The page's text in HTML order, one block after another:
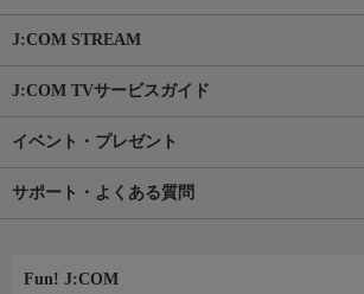
J:COM STREAM
J:COM TVサービスガイド
イベント・プレゼント
サポート・よくある質問
Fun! J:COM